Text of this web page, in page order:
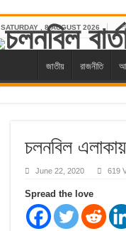
SATURDAY , 8 AUGUST 2026
জাতীয় রাজনীতি
চলনবিল
June 22, 2020 619
Spread the love